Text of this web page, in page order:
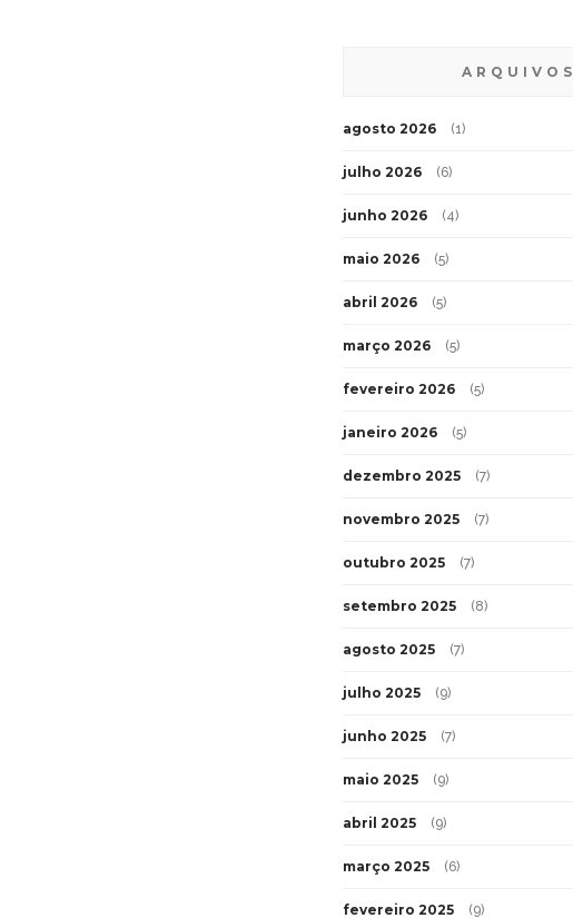
ARQUIVOS
agosto 2026 (1)
julho 2026 (6)
junho 2026 (4)
maio 2026 (5)
abril 2026 (5)
março 2026 (5)
fevereiro 2026 (5)
janeiro 2026 (5)
dezembro 2025 (7)
novembro 2025 (7)
outubro 2025 (7)
setembro 2025 (8)
agosto 2025 (7)
julho 2025 (9)
junho 2025 (7)
maio 2025 (9)
abril 2025 (9)
março 2025 (6)
fevereiro 2025 (9)